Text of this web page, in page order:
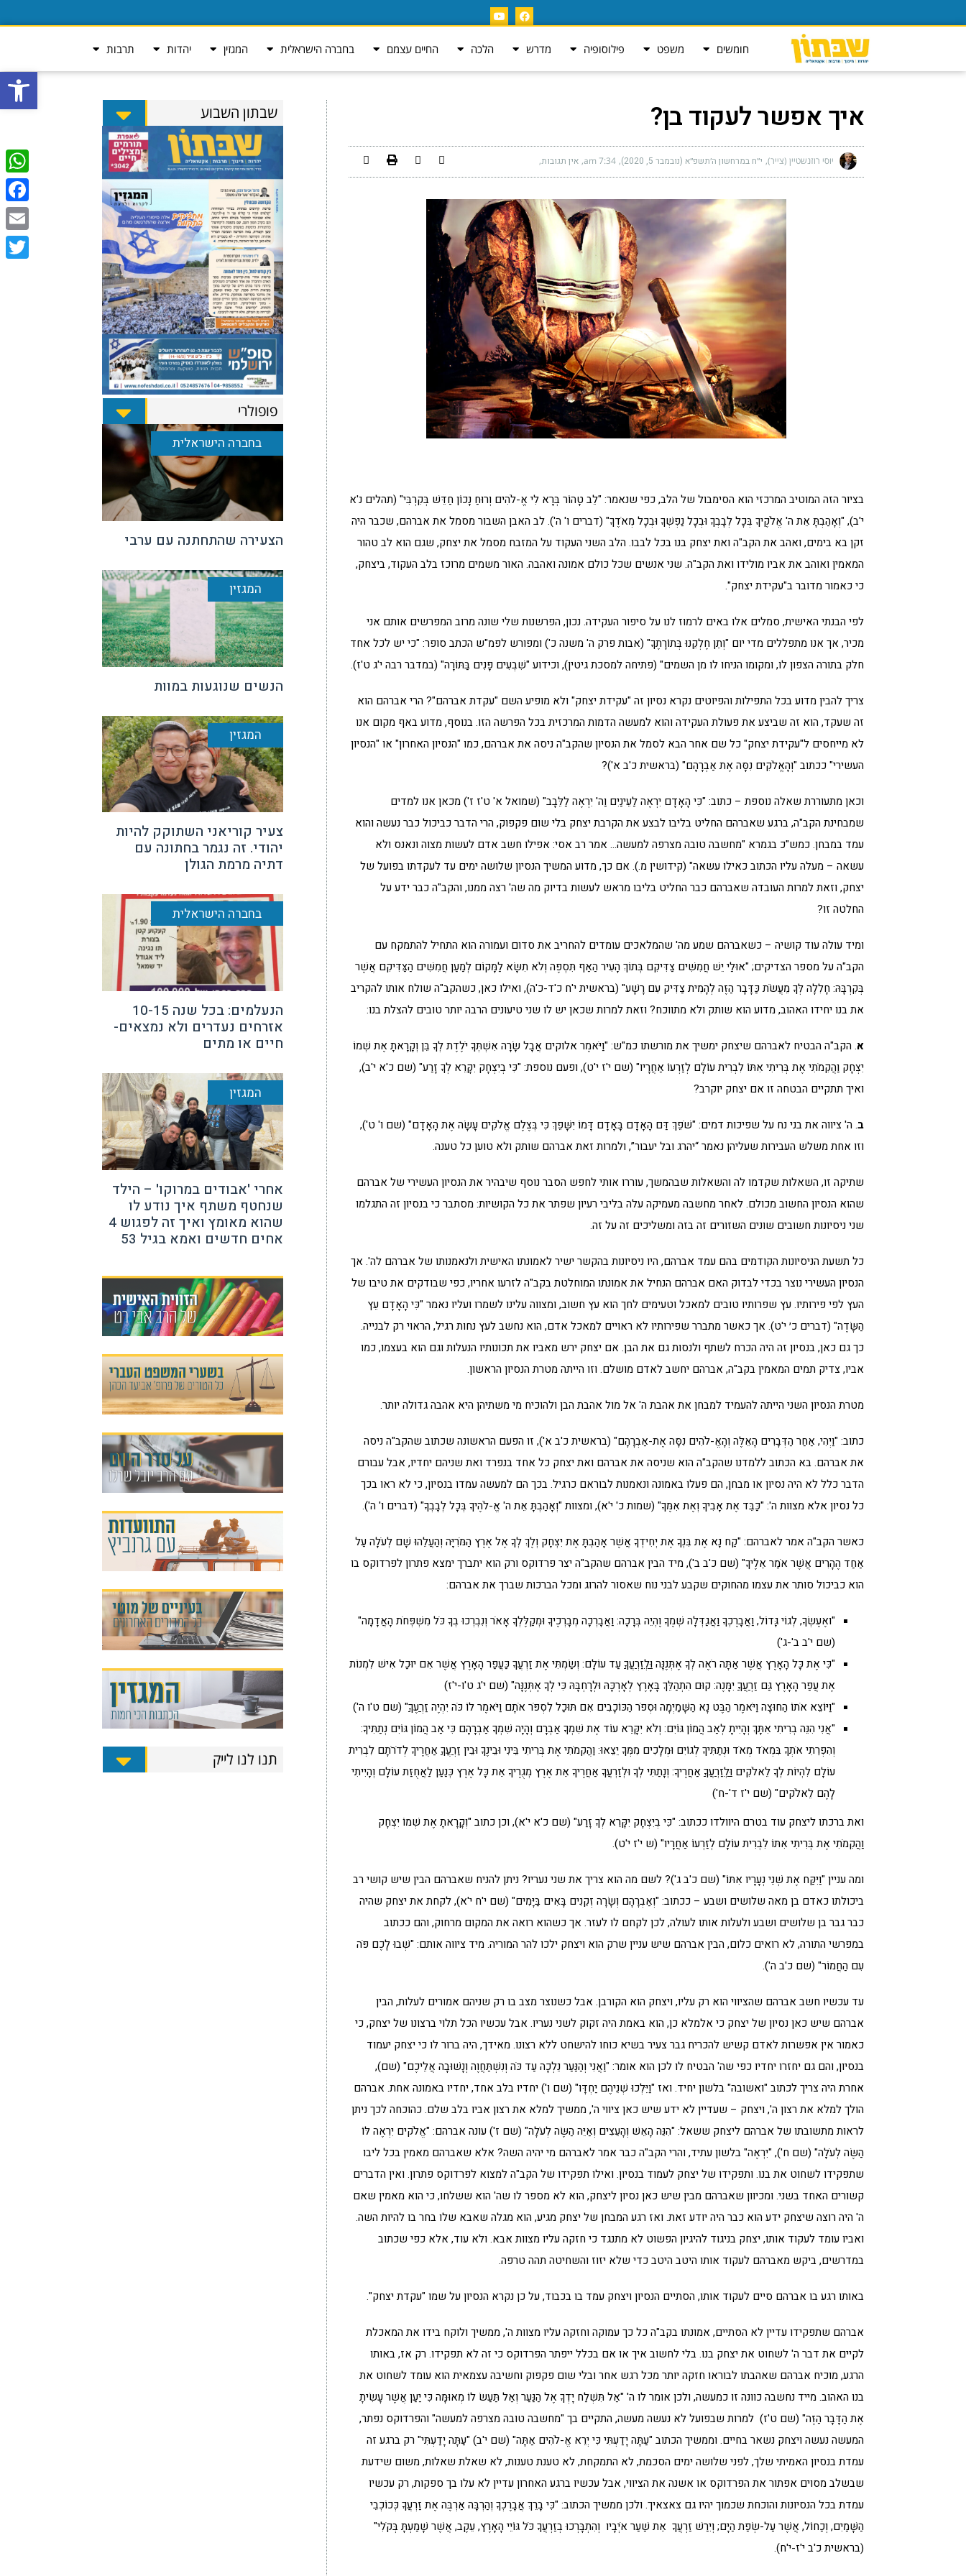
פתח
חומשים משפט פילוסופיה מדרש הלכה החיים עצמם בחברה הישראלית המגזין יהדות תרבות
איך אפשר לעקוד בן?
יוסי רוזנשטיין (צייר) י״ח במרחשון ה׳תשפ״א (נובמבר 5, 2020) 7:34 am אין תגובות
בציור הזה המוטיב המרכזי הוא הסימבול של הלב, כפי שנאמר: "לֵב טָהוֹר בְּרָא לִי אֱ-לֹהִים וְרוּחַ נָכוֹן חַדֵּשׁ בְּקִרְבִּי" (תהלים נ'א
י'ב), "וְאָהַבְתָּ אֵת ה' אֱלֹקֶיךָ בְּכָל לְבָבְךָ וּבְכָל נַפְשְׁךָ וּבְכָל מְאֹדֶךָ" (דברים ו' ה'). לב האבן השבור מסמל את אברהם, שכבר היה
זקן בא בימים, ואהב את הקב"ה ואת יצחק בנו בכל לבבו. הלב השני העקוד על המזבח מסמל את יצחק, שגם הוא לב טהור
המאמין ואוהב את אביו מולידו ואת הקב"ה. שני אנשים שכל כולם אמונה ואהבה. האור משמים מרוכז בלב העקוד, ביצחק,
כי כאמור מדובר ב"עקידת יצחק".
לפי הבנתי האישית, סמלים אלו באים לרמוז לנו על סיפור העקידה. נכון, הפרשנות שלי שונה מרוב המפרשים אותם אני
מכיר, אך אנו מתפללים מדי יום "וְתֵן חֶלְקֵנוּ בְּתוֹרָתֶךָ" (אבות פרק ה' משנה כ') ומפורש לפמ"ש הכתב סופר: "כי יש לכל אחד
חלק בתורה הצפון לו, ומקומו הניחו לו מן השמים" (פתיחה למסכת גיטין), וכידוע "שִׁבְעִים פָּנִים בַּתּוֹרָה" (במדבר רבה י'ג ט'ז).
צריך להבין מדוע בכל התפילות והפיוטים נקרא נסיון זה "עקידת יצחק" ולא מופיע השם "עקדת אברהם"? הרי אברהם הוא
זה שעקד, הוא זה שביצע את פעולת העקידה והוא למעשה הדמות המרכזית בכל הפרשה הזו. בנוסף, מדוע באף מקום אנו
לא מייחסים ל"עקידת יצחק" כל שם אחר הבא לסמל את הנסיון שהקב"ה ניסה את אברהם, כמו "הנסיון האחרון" או "הנסיון
העשירי" ככתוב "וְהָאֱלֹקִים נִסָּה אֶת אַבְרָהָם" (בראשית כ'ב א')?
וכאן מתעוררת שאלה נוספת – כתוב: "כִּי הָאָדָם יִרְאֶה לַעֵינַיִם וַה' יִרְאֶה לַלֵּבָב" (שמואל א' ט'ז ז') מכאן אנו למדים
שמבחינת הקב"ה, ברגע שאברהם החליט בליבו לבצע את הקרבת יצחק בלי שום פקפוק, הרי הדבר כביכול כבר נעשה והוא
עמד במבחן. כמש"כ בגמרא "מחשבה טובה מצרפה למעשה… אמר רב אסי: אפילו חשב אדם לעשות מצוה ונאנס ולא
עשאה – מעלה עליו הכתוב כאילו עשאה" (קידושין מ.). אם כך, מדוע המשיך הנסיון שלושה ימים עד לעקדתו בפועל של
יצחק, וזאת למרות העובדה שאברהם כבר החליט בליבו מראש לעשות בדיוק מה שה' רצה ממנו, והקב"ה כבר ידע על
החלטה זו?
ומיד עולה עוד קושיה – כשאברהם שמע מה' שהמלאכים עומדים להחריב את סדום ועמורה הוא התחיל להתמקח עם
הקב"ה על מספר הצדיקים; "אוּלַי יֵשׁ חֲמִשִּׁים צַדִּיקִם בְּתוֹךְ הָעִיר הַאַף תִּסְפֶּה וְלֹא תִשָּׂא לַמָּקוֹם לְמַעַן חֲמִשִּׁים הַצַּדִּיקִם אֲשֶׁר
בְּקִרְבָּהּ: חָלִלָה לְּךָ מֵעֲשֹׂת כַּדָּבָר הַזֶּה לְהָמִית צַדִּיק עִם רָשָׁע" (בראשית י'ח כ'ד-כ'ה), ואילו כאן, כשהקב"ה שולח אותו להקריב
את בנו יחידו האהוב, מדוע הוא שותק ולא מתווכח? וזאת למרות שכאן יש לו שני טיעונים הרבה יותר טובים להצלת בנו:
א. הקב"ה הבטיח לאברהם שיצחק ימשיך את מורשתו כמ"ש: "וַיֹּאמֶר אלוקים אֲבָל שָׂרָה אִשְׁתְּךָ יֹלֶדֶת לְךָ בֵּן וְקָרָאתָ אֶת שְׁמוֹ
יִצְחָק וַהֲקִמֹתִי אֶת בְּרִיתִי אִתּוֹ לִבְרִית עוֹלָם לְזַרְעוֹ אַחֲרָיו" (שם י'ז י'ט), ופעם נוספת: "כִּי בְיִצְחָק יִקָּרֵא לְךָ זָרַע" (שם כ'א י'ב),
ואיך תתקיים הבטחה זו אם יצחק יוקרב?
ב. ה' ציווה את בני נח על שפיכות דמים: "שֹׁפֵךְ דַּם הָאָדָם בָּאָדָם דָּמוֹ יִשָּׁפֵךְ כִּי בְּצֶלֶם אֱלֹקִים עָשָׂה אֶת הָאָדָם" (שם ו' ט'),
וזו אחת משלש העבירות שעליהן נאמר “יהרג ובל יעבור”, ולמרות זאת אברהם שותק ולא טוען כל טענה.
שתיקה זו, השאלות שקדמו לה והשאלות שבהמשך, עוררו אותי לחפש הסבר נוסף שיבהיר את הנסיון העשירי של אברהם
שהוא הנסיון החשוב מכולם. לאחר מחשבה מעמיקה עלה בליבי רעיון שפתר את כל הקושיות: מסתבר כי בנסיון זה התגלמו
שני ניסיונות חשובים שונים השזורים זה בזה ומשליכים זה על זה.
כל תשעת הניסיונות הקודמים בהם עמד אברהם, היו ניסיונות בהקשר ישיר לאמונתו האישית ולנאמנותו של אברהם לה'. אך
הנסיון העשירי נוצר בכדי לבדוק האם אברהם הנחיל את אמונתו המוחלטת בקב"ה לזרעו אחריו, כפי שבודקים את טיבו של
העץ לפי פירותיו. עץ שפרותיו טובים למאכל וטעימים לחך הוא עץ חשוב, ומצווה עלינו לשמרו ועליו נאמר "כִּי הָאָדָם עֵץ
הַשָּׂדֶה" (דברים כ׳ י'ט). אך כאשר מתברר שפירותיו לא ראויים למאכל אדם, הוא נחשב לעץ נחות רגיל, הראוי רק לבנייה.
כך גם כאן, בנסיון זה היה הכרח לשתף ולנסות גם את הבן. אם יצחק ירש מאביו את תכונותיו הנעלות וגם הוא בעצמו, כמו
אביו, צדיק תמים המאמין בקב"ה, אברהם יחשב לאדם מושלם. וזו הייתה מטרת הנסיון הראשון.
מטרת הנסיון השני הייתה להעמיד למבחן את אהבת ה' אל מול אהבת הבן ולהוכיח מי משתיהן היא אהבה גדולה יותר.
כתוב: "וַיְהִי, אַחַר הַדְּבָרִים הָאֵלֶּה וְהָאֱ-לֹהִים נִסָּה אֶת-אַבְרָהָם" (בראשית כ'ב א'), זו הפעם הראשונה שכתוב שהקב"ה ניסה
את אברהם. בא הכתוב ללמדנו שהקב"ה הוא שניסה את אברהם ואת יצחק כל אחד בנפרד ואת שניהם יחדיו, אבל עבורם
הדבר כלל לא היה נסיון או מבחן, הם פעלו באמונה ונאמנות לבוראם כרגיל. בכך הם למעשה עמדו בנסיון, כי לא ראו בכך
כל נסיון אלא מצוות ה': "כַּבֵּד אֶת אָבִיךָ וְאֶת אִמֶּךָ" (שמות כ' י'א), ומצוות "וְאָהַבְתָּ אֵת ה' אֱ-לֹהֶיךָ בְּכָל לְבָבְךָ" (דברים ו' ה').
כאשר הקב"ה אמר לאברהם: "קַח נָא אֶת בִּנְךָ אֶת יְחִידְךָ אֲשֶׁר אָהַבְתָּ אֶת יִצְחָק וְלֶךְ לְךָ אֶל אֶרֶץ הַמֹּרִיָּה וְהַעֲלֵהוּ שָׁם לְעֹלָה עַל
אַחַד הֶהָרִים אֲשֶׁר אֹמַר אֵלֶיךָ" (שם כ'ב ב'), מיד הבין אברהם שהקב"ה יצר פרדוקס ורק הוא יתברך ימצא פתרון לפרדוקס בו
הוא כביכול סותר את עצמו מהחוקים שקבע לבני נוח שאסור להרוג ומכל הברכות שברך את אברהם:
"ואֶעֶשְׂךָ, לְגוֹי גָּדוֹל, וַאֲבָרֶכְךָ וַאֲגַדְּלָה שְׁמֶךָ וֶהְיֵה בְּרָכָה: וַאֲבָרְכָה מְבָרְכֶיךָ וּמְקַלֶּלְךָ אָאֹר וְנִבְרְכוּ בְךָ כֹּל מִשְׁפְּחֹת הָאֲדָמָה"
(שם י'ב ב'-ג')
"כִּי אֶת כָּל הָאָרֶץ אֲשֶׁר אַתָּה רֹאֶה לְךָ אֶתְּנֶנָּהוּלְזַרְעֲךָעַד עוֹלָם: וְשַׂמְתִּי אֶת זַרְעֲךָ כַּעֲפַר הָאָרֶץ אֲשֶׁר אִם יוּכַל אִישׁ לִמְנוֹת
אֶת עֲפַר הָאָרֶץ גַּם זַרְעֲךָ יִמָּנֶה: קוּם הִתְהַלֵּךְ בָּאָרֶץ לְאָרְכָּהּ וּלְרָחְבָּהּ כִּי לְךָ אֶתְּנֶנָּה" (שם י'ג ט'ו-י'ז)
"וַיּוֹצֵא אֹתוֹ הַחוּצָה וַיֹּאמֶר הַבֶּט נָא הַשָּׁמַיְמָה וּסְפֹר הַכּוֹכָבִים אִם תּוּכַל לִסְפֹּר אֹתָם וַיֹּאמֶר לוֹ כֹּה יִהְיֶה זַרְעֶךָ" (שם ט'ו ה')
"אֲנִי הִנֵּה בְרִיתִי אִתָּךְ וְהָיִיתָ לְאַב הֲמוֹן גּוֹיִם: וְלֹא יִקָּרֵא עוֹד אֶת שִׁמְךָ אַבְרָם וְהָיָה שִׁמְךָ אַבְרָהָם כִּי אַב הֲמוֹן גּוֹיִם נְתַתִּיךָ:
וְהִפְרֵתִי אֹתְךָ בִּמְאֹד מְאֹד וּנְתַתִּיךָ לְגוֹיִם וּמְלָכִים מִמְּךָ יֵצֵאוּ: וַהֲקִמֹתִי אֶת בְּרִיתִי בֵּינִי וּבֵינֶךָ וּבֵין זַרְעֲךָ אַחֲרֶיךָ לְדֹרֹתָם לִבְרִית
עוֹלָם לִהְיוֹת לְךָ לֵאלֹקִים וּלְזַרְעֲךָ אַחֲרֶיךָ: וְנָתַתִּי לְךָ וּלְזַרְעֲךָ אַחֲרֶיךָ אֵת אֶרֶץ מְגֻרֶיךָ אֵת כָּל אֶרֶץ כְּנַעַן לַאֲחֻזַּת עוֹלָם וְהָיִיתִי
לָהֶם לֵאלֹקים" (שם י'ז ד'-ח')
ואת ברכתו ליצחק עוד בטרם היוולדו ככתוב: "כִּי בְיִצְחָק יִקָּרֵא לְךָ זָרַע" (שם כ'א י'א), וכן כתוב "וְקָרָאתָ אֶת שְׁמוֹ יִצְחָק
וַהֲקִמֹתִי אֶת בְּרִיתִי אִתּוֹ לִבְרִית עוֹלָם לְזַרְעוֹ אַחֲרָיו" (ש י'ז י'ט).
ומה עניין "וַיִּקַּח אֶת שְׁנֵי נְעָרָיו אִתּוֹ" (שם כ'ב ג')? לשם מה הוא צריך את שני נעריו? ניתן להניח שאברהם הבין שיש קושי רב
ביכולתו כאדם בן מאה שלושים ושבע – ככתוב: "וְאַבְרָהָם וְשָׂרָה זְקֵנִים בָּאִים בַּיָּמִים" (שם י'ח י'א), לקחת את יצחק שהיה
כבר גבר בן שלושים ושבע ולעלות אותו לעולה, לכן לקחם לו לעזר. אך כשהוא רואה את המקום מרחוק, והם ככתוב
במפרשי התורה, לא רואים כלום, הבין אברהם שיש עניין שרק הוא ויצחק ילכו להר המוריה. מיד ציווה אותם: "שְׁבוּ לָכֶם פֹּה
עִם הַחֲמוֹר" (שם כ'ב ה').
עד עכשיו חשב אברהם שהציווי הוא רק עליו, ויצחק הוא הקורבן. אבל כשנוצר מצב בו רק שניהם אמורים לעלות, הבין
אברהם שיש כאן נסיון של יצחק כי אלמלא כן, הוא באמת היה זקוק לשני נעריו. אבל עכשיו הכל תלוי ברצונו של יצחק, כי
כאמור אין אפשרות לאדם קשיש להכריח גבר צעיר בשיא כוחו להישחט ללא רצונו. מאידך, היה ברור לו כי יצחק יעמוד
בנסיון, והם גם יחזרו יחדיו כפי שה' הבטיח לו לכן הוא אומר: "וַאֲנִי וְהַנַּעַר נֵלְכָה עַד כֹּה וְנִשְׁתַּחֲוֶה וְנָשׁוּבָה אֲלֵיכֶם" (שם),
אחרת היה צריך לכתוב "ואשובה" בלשון יחיד. ואז "וַיֵּלְכוּ שְׁנֵיהֶם יַחְדָּו" (שם ו') יחדיו בלב אחד, יחדיו באמונה אחת. אברהם
הולך למלא את רצון ה', ויצחק – שעדיין לא ידע שיש כאן ציווי ה', ממשיך למלא את רצון אביו בלב שלם. כהוכחה לכך ניתן
לראות מתשובתו של אברהם ליצחק ששאל: "הִנֵּה הָאֵשׁ וְהָעֵצִים וְאַיֵּה הַשֶּׂה לְעֹלָה" (שם ז') עונה אברהם: "אֱלֹקים יִרְאֶה לּוֹ
הַשֶּׂה לְעֹלָה" (שם ח'), "יִרְאֶה" בלשון עתיד, והרי הקב"ה כבר אמר לאברהם מי יהיה השה? אלא שאברהם מאמין בכל ליבו
שתפקידו לשחוט את בנו. ותפקידו של יצחק לעמוד בנסיון. ואילו תפקידו של הקב"ה למצוא לפרדוקס פתרון. ואין הדברים
קשורים האחד בשני. ומכיוון שאברהם מבין שיש כאן נסיון ליצחק, הוא לא מספר לו שה' הוא ששלחו, כי הוא מאמין שאם
ה' היה רוצה שיצחק ידע הוא כבר היה יודע זאת. ואז רגע המבחן של יצחק מגיע, הוא מגלה שאבא שלו בחר בו להיות השה.
ואביו עומד לעקוד אותו, יצחק בניגוד להיגיון הפשוט לא מתנגד כי חזקה עליו מצוות אבא. ולא עוד, אלא כפי שכתוב
במדרשים, ביקש מאברהם לעקוד אותו היטב היטב כדי שלא יזוז והשחיטה תהה טרפה.
באותו רגע בו אברהם סיים לעקוד אותו, הסתיים הנסיון ויצחק עמד בו בכבוד, על כן נקרא הנסיון על שמו "עקדת יצחק".
אברהם שתפקידו עדיין לא הסתיים, אמונתו בקב"ה כל כך עמוקה וחזקה עליו מצוות ה', ממשיך ולוקח בידו את המאכלת
לקיים את דבר ה' לשחוט את יצחק בנו. בלי לחשוב איך או אם בכלל ייפתר הפרדוקס כי זה לא תפקידו. רק אז, באותו
הרגע, מוכיח אברהם שאהבתו לבוראו חזקה יותר מכל רגש אחר ובלי שום פקפוק וחשיבה עצמאית הוא עומד לשחוט את
בנו האהוב. מייד נחשבה כוונה זו כמעשה, ולכן אומר לו ה' "אַל תִּשְׁלַח יָדְךָ אֶל הַנַּעַר וְאַל תַּעַשׂ לוֹ מְאוּמָּה כִּי יַעַן אֲשֶׁר עָשִׂיתָ
אֶת הַדָּבָר הַזֶּה" (שם ט'ז) למרות שבפועל לא נעשה מעשה, התקיים בך "מחשבה טובה מצרפה למעשה" והפרדוקס נפתר,
המעשה נעשה ויצחק נשאר בחיים. וממשיך הכתוב "עַתָּה יָדַעְתִּי כִּי יְרֵא אֱ-לֹהִים אַתָּה" (שם י'ב) "עַתָּה יָדַעְתִּי" רק ברגע זה
עמדת בנסיון האמיתי שלך, לפני שלושה ימים הסכמת, לא התמקחת, לא טענת טענות, לא שאלת שאלות, משום שידעת
שבשלב מסוים אפתור את הפרדוקס או אשנה את הציווי, אבל עכשיו ברגע האחרון עדיין לא עלו בך ספקות, רק עכשיו
עמדת בכל הנסיונות והוכחת שכמוך יהיו גם צאצאיך. ולכן ממשיך הכתוב: "כִּי בָרֵךְ אֲבָרֶכְךָ וְהַרְבָּה אַרְבֶּה אֶת זַרְעֲךָ כְּכוֹכְבֵי
הַשָּׁמַיִם, וְכַחוֹל, אֲשֶׁר עַל-שְׂפַת הַיָּם; וְיִרַשׁ זַרְעֲךָ אֵת שַׁעַר אֹיְבָיו וְהִתְבָּרְכוּ בְזַרְעֲךָ כֹּל גּוֹיֵי הָאָרֶץ, עֵקֶב, אֲשֶׁר שָׁמַעְתָּ בְּקֹלִי"
(בראשית כ'ב י'ז-י'ח).
שבתון השבוע
פופולרי
בחברה הישראלית
הצעירה שהתחתנה עם ערבי
המגזין
הנשים שנוגעות במוות
המגזין
צעיר קוריאני השתוקק להיות
יהודי. זה נגמר בחתונה עם
דתיה מרמת הגולן
בחברה הישראלית
הנעלמים: בכל שנה 10-15
אזרחים נעדרים ולא נמצאים-
חיים או מתים
המגזין
אחרי 'אבודים במרוקו' – הילד
שנחטף משתף איך נודע לו
שהוא מאומץ ואיך זה לפגוש 4
אחים חדשים ואמא בגיל 53
תנו לנו לייק
Email